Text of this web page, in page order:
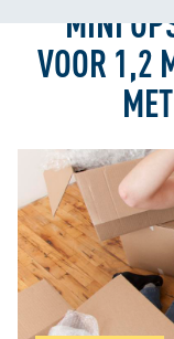
MINI
VOOR 1,2